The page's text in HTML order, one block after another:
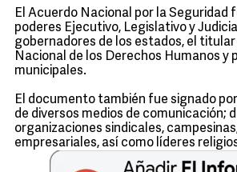
El Acuerdo Nacional por la Seguridad
poderes Ejecutivo, Legislativo y
gobernadores de los estados, el titular
Nacional de los Derechos Humanos y
municipales.
El documento también fue signado
de diversos medios de comunicación;
organizaciones sindicales,
empresariales, así como líderes